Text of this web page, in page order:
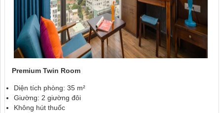
Premium Twin Room
Diện tích phòng: 35 m²
Giường: 2 giường đôi
Không hút thuốc